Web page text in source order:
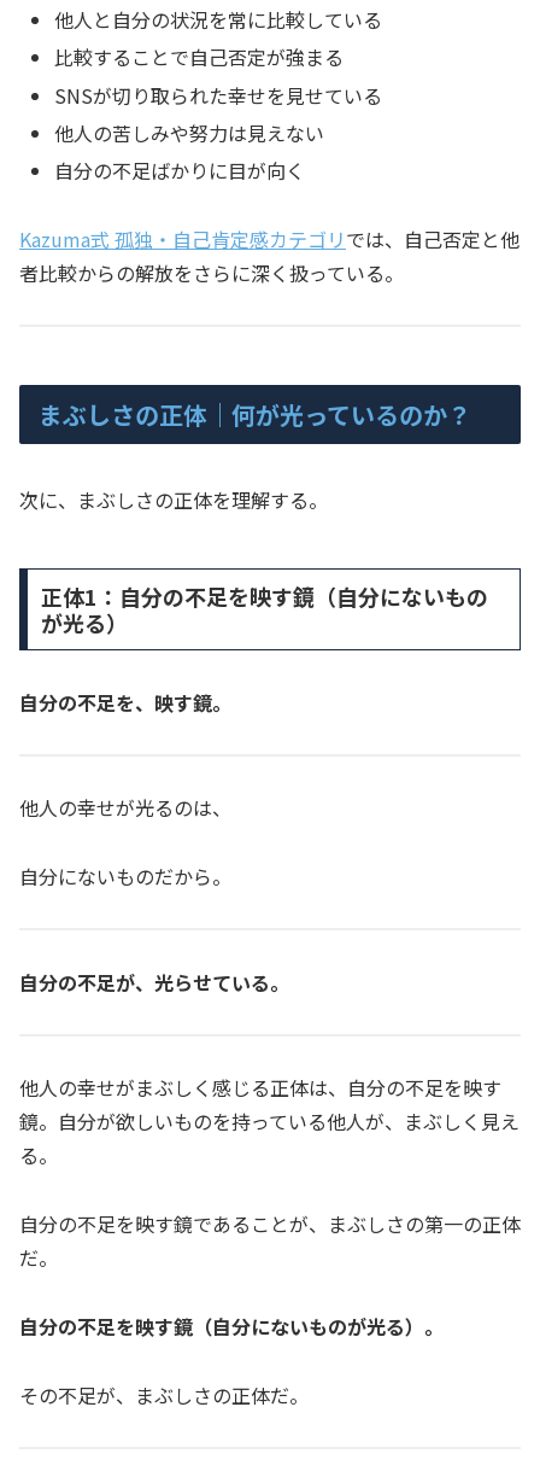
他人と自分の状況を常に比較している
比較することで自己否定が強まる
SNSが切り取られた幸せを見せている
他人の苦しみや努力は見えない
自分の不足ばかりに目が向く
Kazuma式 孤独・自己肯定感カテゴリでは、自己否定と他
者比較からの解放をさらに深く扱っている。
まぶしさの正体｜何が光っているのか？
次に、まぶしさの正体を理解する。
正体1：自分の不足を映す鏡（自分にないもの
が光る）
自分の不足を、映す鏡。
他人の幸せが光るのは、
自分にないものだから。
自分の不足が、光らせている。
他人の幸せがまぶしく感じる正体は、自分の不足を映す
鏡。自分が欲しいものを持っている他人が、まぶしく見え
る。
自分の不足を映す鏡であることが、まぶしさの第一の正体
だ。
自分の不足を映す鏡（自分にないものが光る）。
その不足が、まぶしさの正体だ。